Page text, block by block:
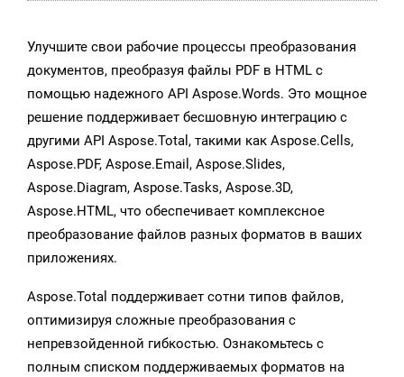
Улучшите свои рабочие процессы преобразования
документов, преобразуя файлы PDF в HTML с
помощью надежного API Aspose.Words. Это мощное
решение поддерживает бесшовную интеграцию с
другими API Aspose.Total, такими как Aspose.Cells,
Aspose.PDF, Aspose.Email, Aspose.Slides,
Aspose.Diagram, Aspose.Tasks, Aspose.3D,
Aspose.HTML, что обеспечивает комплексное
преобразование файлов разных форматов в ваших
приложениях.
Aspose.Total поддерживает сотни типов файлов,
оптимизируя сложные преобразования с
непревзойденной гибкостью. Ознакомьтесь с
полным списком поддерживаемых форматов на